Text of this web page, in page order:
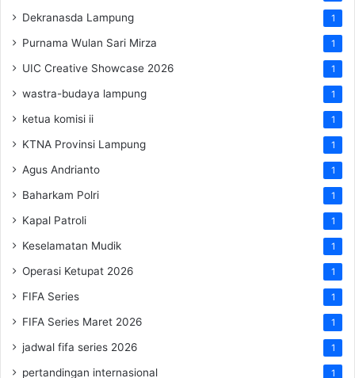
Dekranasda Lampung 1
Purnama Wulan Sari Mirza 1
UIC Creative Showcase 2026 1
wastra-budaya lampung 1
ketua komisi ii 1
KTNA Provinsi Lampung 1
Agus Andrianto 1
Baharkam Polri 1
Kapal Patroli 1
Keselamatan Mudik 1
Operasi Ketupat 2026 1
FIFA Series 1
FIFA Series Maret 2026 1
jadwal fifa series 2026 1
pertandingan internasional 1